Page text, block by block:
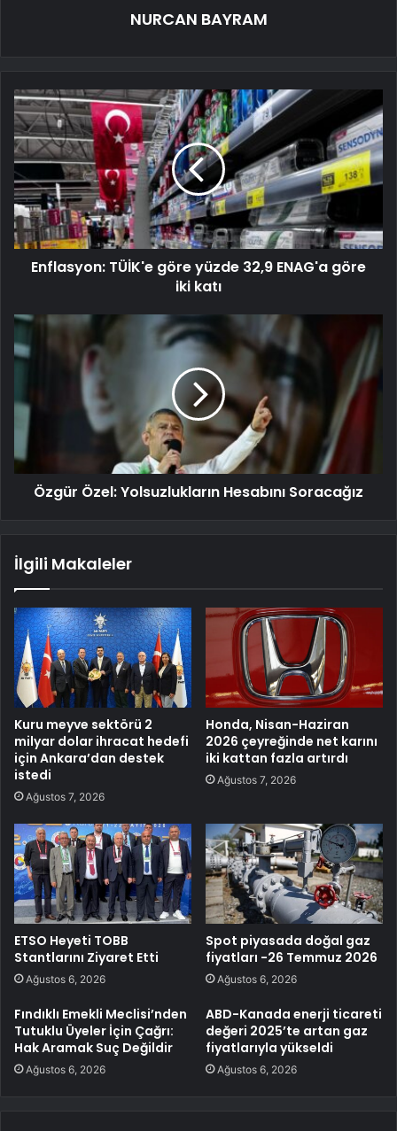
NURCAN BAYRAM
Enflasyon: TÜİK'e göre yüzde 32,9 ENAG'a göre
iki katı
Özgür Özel: Yolsuzlukların Hesabını Soracağız
İlgili Makaleler
Kuru meyve sektörü 2
milyar dolar ihracat hedefi
için Ankara’dan destek
istedi
Ağustos 7, 2026
Honda, Nisan-Haziran
2026 çeyreğinde net karını
iki kattan fazla artırdı
Ağustos 7, 2026
ETSO Heyeti TOBB
Stantlarını Ziyaret Etti
Ağustos 6, 2026
Spot piyasada doğal gaz
fiyatları -26 Temmuz 2026
Ağustos 6, 2026
Fındıklı Emekli Meclisi’nden
Tutuklu Üyeler İçin Çağrı:
Hak Aramak Suç Değildir
Ağustos 6, 2026
ABD-Kanada enerji ticareti
değeri 2025’te artan gaz
fiyatlarıyla yükseldi
Ağustos 6, 2026